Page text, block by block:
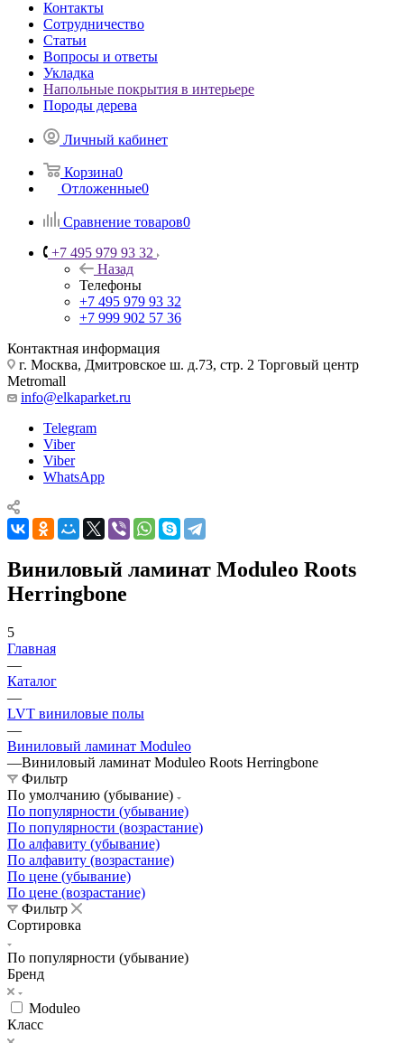
Контакты
Сотрудничество
Статьи
Вопросы и ответы
Укладка
Напольные покрытия в интерьере
Породы дерева
Личный кабинет
Корзина0
Отложенные0
Сравнение товаров0
+7 495 979 93 32
Назад
Телефоны
+7 495 979 93 32
+7 999 902 57 36
Контактная информация
г. Москва, Дмитровское ш. д.73, стр. 2 Торговый центр
Metromall
info@elkaparket.ru
Telegram
Viber
Viber
WhatsApp
Виниловый ламинат Moduleo Roots
Herringbone
5
Главная
—
Каталог
—
LVT виниловые полы
—
Виниловый ламинат Moduleo
—Виниловый ламинат Moduleo Roots Herringbone
Фильтр
По умолчанию (убывание)
По популярности (убывание)
По популярности (возрастание)
По алфавиту (убывание)
По алфавиту (возрастание)
По цене (убывание)
По цене (возрастание)
Фильтр
Сортировка
По популярности (убывание)
Бренд
Moduleo
Класс